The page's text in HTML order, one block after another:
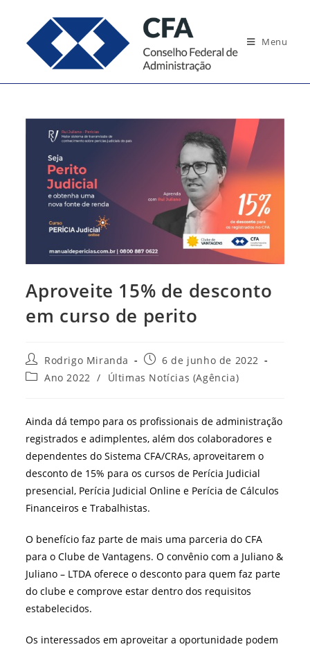
conteúdo
Menu
Aproveite 15% de desconto
em curso de perito
Autor
do
post:
Rodrigo Miranda
Post
publicado:
6 de junho de 2022
Categoria
Ano 2022 / Últimas Notícias (Agência)
Ainda dá tempo para os profissionais de administração
registrados e adimplentes, além dos colaboradores e
dependentes do Sistema CFA/CRAs, aproveitarem o
desconto de 15% para os cursos de Perícia Judicial
presencial, Perícia Judicial Online e Perícia de Cálculos
Financeiros e Trabalhistas.
O benefício faz parte de mais uma parceria do CFA
para o Clube de Vantagens. O convênio com a Juliano &
Juliano – LTDA oferece o desconto para quem faz parte
do clube e comprove estar dentro dos requisitos
estabelecidos.
Os interessados em aproveitar a oportunidade podem